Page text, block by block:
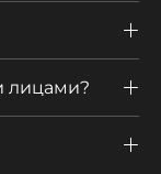
лицами?